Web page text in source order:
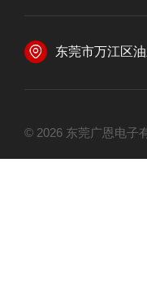
东莞市万江区
© 2026 东莞广恩电子